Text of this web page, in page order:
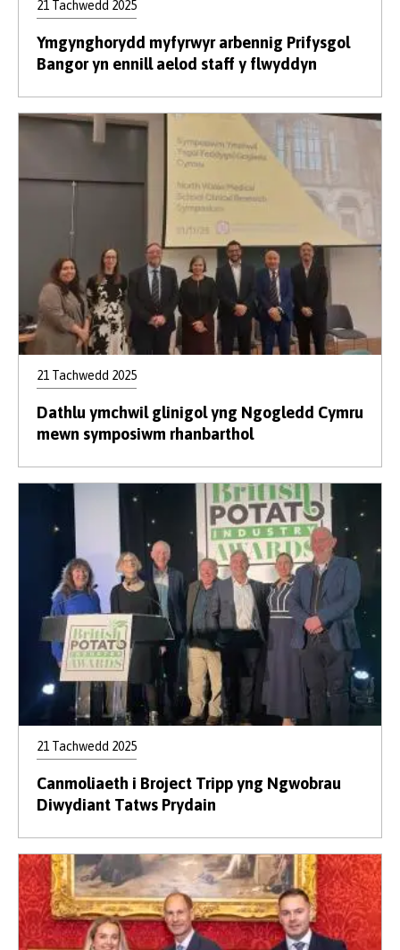
21 Tachwedd 2025
Ymgynghorydd myfyrwyr arbennig Prifysgol
Bangor yn ennill aelod staff y flwyddyn
21 Tachwedd 2025
Dathlu ymchwil glinigol yng Ngogledd Cymru
mewn symposiwm rhanbarthol
21 Tachwedd 2025
Canmoliaeth i Broject Tripp yng Ngwobrau
Diwydiant Tatws Prydain